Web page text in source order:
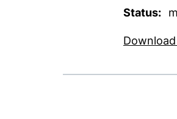
Status: